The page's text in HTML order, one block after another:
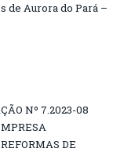
de Aurora do Pará –
Nº 7.2023-08
DE